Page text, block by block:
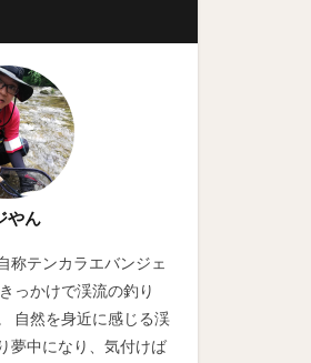
やん
称テンカラエバンジェ
っかけで渓流の釣り
自然を身近に感じる渓
夢中になり、気付けば